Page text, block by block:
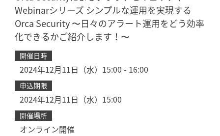
Webinarシリーズ シンプルな運用を実現する
Orca Security 〜日々のアラート運用をどう効率
化できるかご紹介します！〜
開催日時
2024年12月11日（水）15:00 - 16:00
申込期限
2024年12月11日（水）15:00
開催場所
オンライン開催